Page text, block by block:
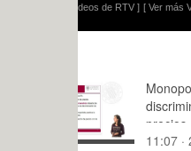
[ Ver más Vídeos didácticos ]
Monopolio y
discriminación de
precios
11:07 · 2011